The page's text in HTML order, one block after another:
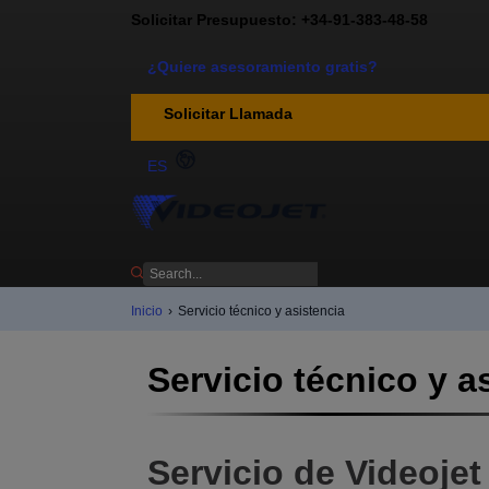
Solicitar Presupuesto: +34-91-383-48-58
¿Quiere asesoramiento gratis?
Solicitar Llamada
ES
Inicio › Servicio técnico y asistencia
Servicio técnico y
Servicio de Videojet